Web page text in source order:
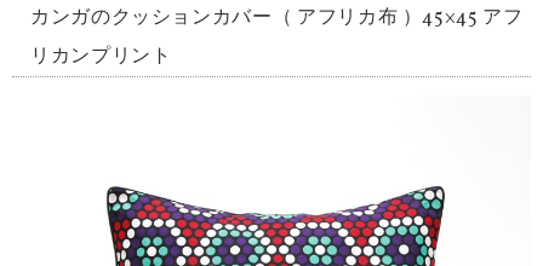
カンガのクッションカバー（ アフリカ布 ）45×45 アフ
リカンプリント